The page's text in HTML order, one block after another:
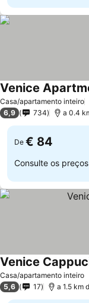
Casa/apartamento inteiro
Venice
6,9 734 a 0.4
De € 84
Consulte os
Casa/apartamento inteiro
Venice
5,6 17 a 1.5 km